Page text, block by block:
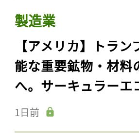
製造業
【アメリカ】トラ
能な重要鉱物・材料
へ。サーキュラーエ
1日前